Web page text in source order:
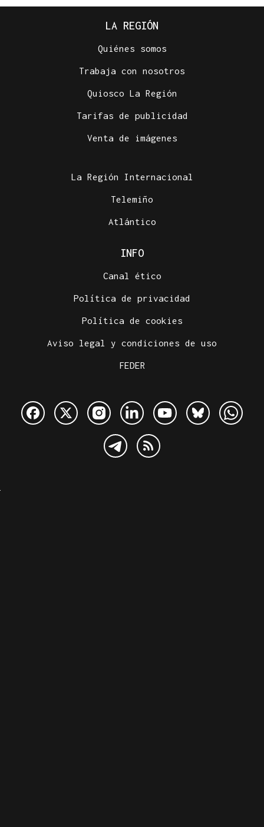
LA REGIÓN
Quiénes somos
Trabaja con nosotros
Quiosco La Región
Tarifas de publicidad
Venta de imágenes
La Región Internacional
Telemiño
Atlántico
INFO
Canal ético
Política de privacidad
Política de cookies
Aviso legal y condiciones de uso
FEDER